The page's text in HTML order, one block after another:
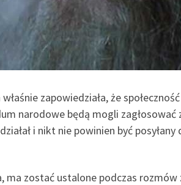
zapowiedziała, że
narodowe będą mogli zagłosować
i nikt nie powinien być posyłany
ma zostać ustalone podczas rozmów